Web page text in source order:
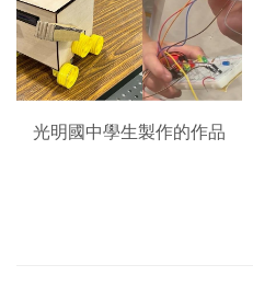
光明國中學生製作的作品